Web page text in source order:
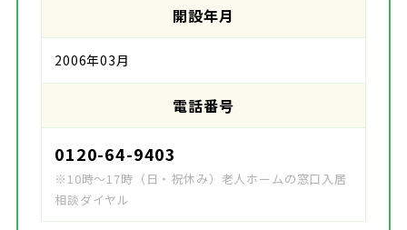
開設年月
2006年03月
電話番号
0120-64-9403
※10時～17時（日・祝休み）老人ホームの窓口入居
相談ダイヤル